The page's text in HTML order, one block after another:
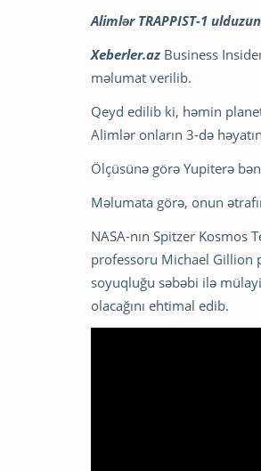
Alimlər TRAPPIST-1
Xeberler.az Business
məlumat verilib.
Qeyd edilib ki, həmin
Alimlər onların 3-də
Ölçüsünə görə Yupiterə
Məlumata görə, onun
NASA-nın Spitzer Kosmos
professoru Michael Gillion
soyuqluğu səbəbi ilə
olacağını ehtimal edib.